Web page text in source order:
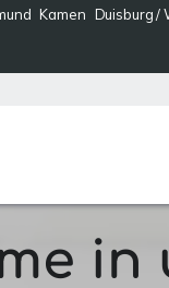
Kamen Duisburg /